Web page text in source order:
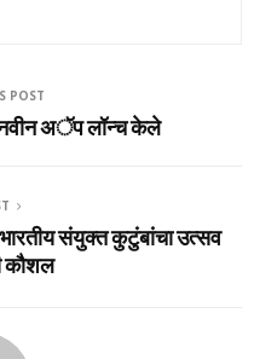
POST
नवीन अॅप लॉन्च केले
संयुक्त कुटुंबांचा उत्सव
कौशल